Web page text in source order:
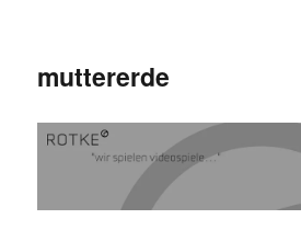
muttererde